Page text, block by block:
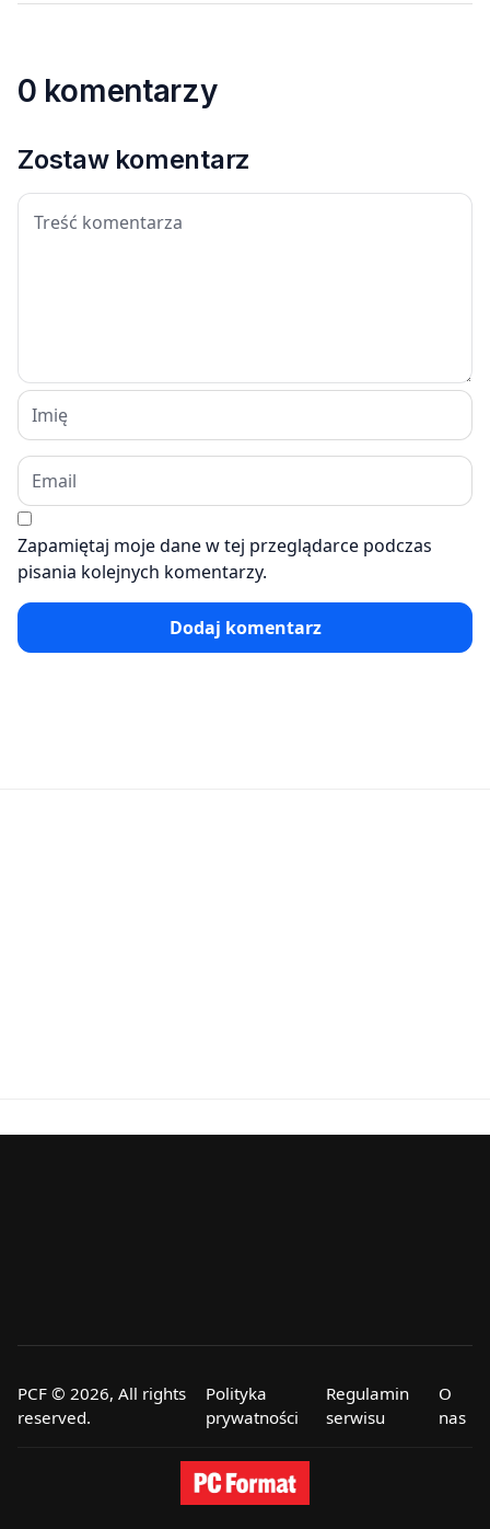
0 komentarzy
Zostaw komentarz
Zapamiętaj moje dane w tej przeglądarce podczas
pisania kolejnych komentarzy.
Dodaj komentarz
PCF © 2026, All rights
reserved.
Polityka
prywatności
Regulamin
serwisu
O
nas